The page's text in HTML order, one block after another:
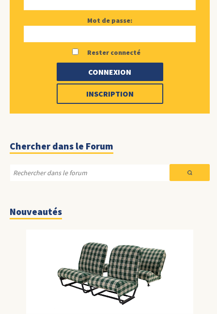
Mot de passe:
Rester connecté
CONNEXION
INSCRIPTION
Chercher dans le Forum
Nouveautés